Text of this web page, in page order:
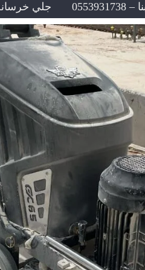
جلي خرسانة –